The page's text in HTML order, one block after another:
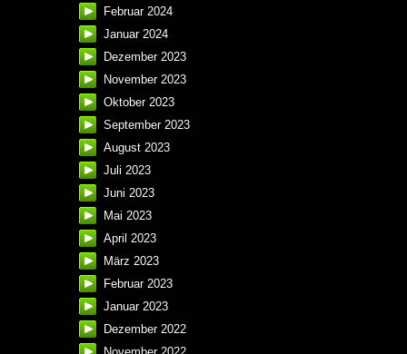
Februar 2024
Januar 2024
Dezember 2023
November 2023
Oktober 2023
September 2023
August 2023
Juli 2023
Juni 2023
Mai 2023
April 2023
März 2023
Februar 2023
Januar 2023
Dezember 2022